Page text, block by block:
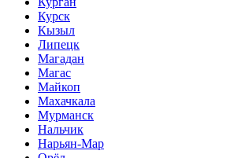
Курск
Кызыл
Липецк
Магадан
Магас
Майкоп
Махачкала
Мурманск
Нальчик
Нарьян-Мар